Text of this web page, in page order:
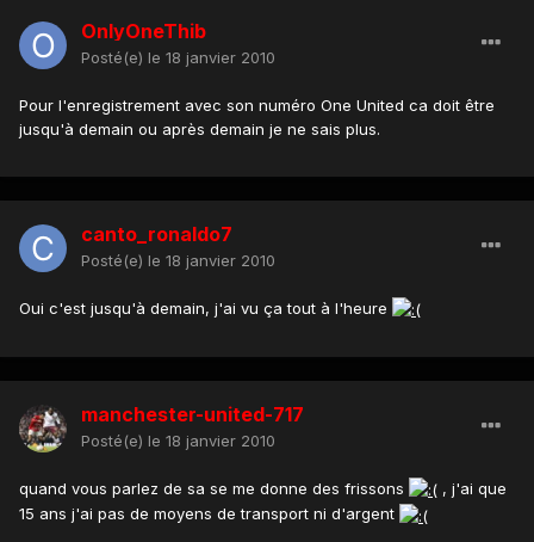
OnlyOneThib
Posté(e) le 18 janvier 2010
Pour l'enregistrement avec son numéro One United ca doit être
jusqu'à demain ou après demain je ne sais plus.
canto_ronaldo7
Posté(e) le 18 janvier 2010
Oui c'est jusqu'à demain, j'ai vu ça tout à l'heure
manchester-united-717
Posté(e) le 18 janvier 2010
quand vous parlez de sa se me donne des frissons
, j'ai que
15 ans j'ai pas de moyens de transport ni d'argent